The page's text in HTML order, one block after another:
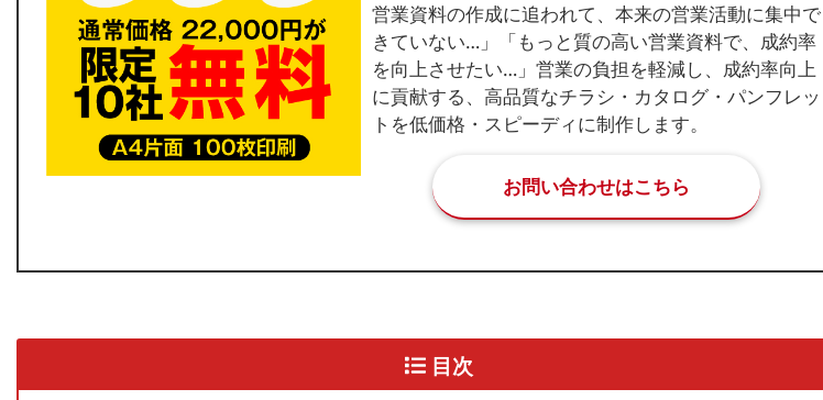
営業資料の作成に追われて、本来の営業活動に集中で
きていない…」「もっと質の高い営業資料で、成約率
を向上させたい…」営業の負担を軽減し、成約率向上
に貢献する、高品質なチラシ・カタログ・パンフレッ
トを低価格・スピーディに制作します。
お問い合わせはこちら
目次